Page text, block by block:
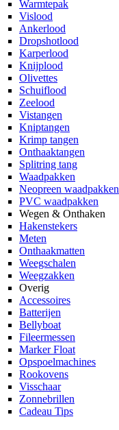
Warmtepak
Vislood
Ankerlood
Dropshotlood
Karperlood
Knijplood
Olivettes
Schuiflood
Zeelood
Vistangen
Kniptangen
Krimp tangen
Onthaaktangen
Splitring tang
Waadpakken
Neopreen waadpakken
PVC waadpakken
Wegen & Onthaken
Hakenstekers
Meten
Onthaakmatten
Weegschalen
Weegzakken
Overig
Accessoires
Batterijen
Bellyboat
Fileermessen
Marker Float
Opspoelmachines
Rookovens
Visschaar
Zonnebrillen
Cadeau Tips